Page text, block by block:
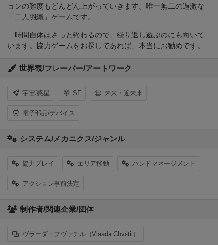
ョンの難度もどんどん上がっていきます。唯一無二の過激な
「二人羽織」ゲームです。
時間自体はさっと終わるので、繰り返し遊ぶのにも向いて
います。協力ゲームをお探しであれば、本当にお勧めです。
世界観/フレーバー/アートワーク
宇宙/惑星 SF 未来・近未来
電子部品/デバイス
システム/メカニクス/ジャンル
協力プレイ エリア移動 ハンドマネージメント
アクション事前決定
制作者/関連企業/団体
ヴラーダ・フヴァチル（Vlaada Chvátil）